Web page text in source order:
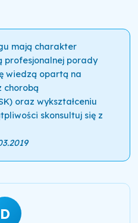
mają charakter
profesjonalnej porady
wiedzą opartą na
chorobą
oraz wykształceniu
skonsultuj się z
D